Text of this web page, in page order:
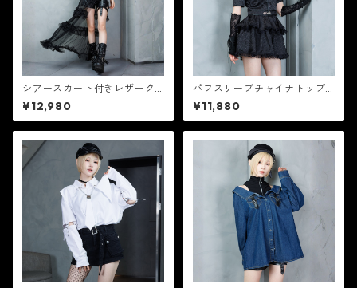
シアースカート付きレザーク
ロスパンツ 【CR25376】
¥12,980
パフスリーブチャイナトップ
ス 【CR25375】
¥11,880